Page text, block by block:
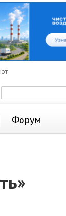
Форум